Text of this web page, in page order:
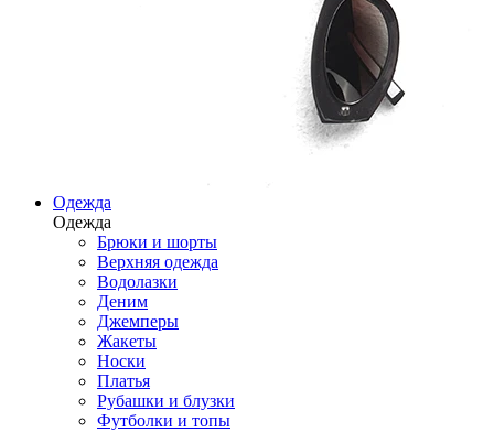
Одежда
Одежда
Брюки и шорты
Верхняя одежда
Водолазки
Деним
Джемперы
Жакеты
Носки
Платья
Рубашки и блузки
Футболки и топы